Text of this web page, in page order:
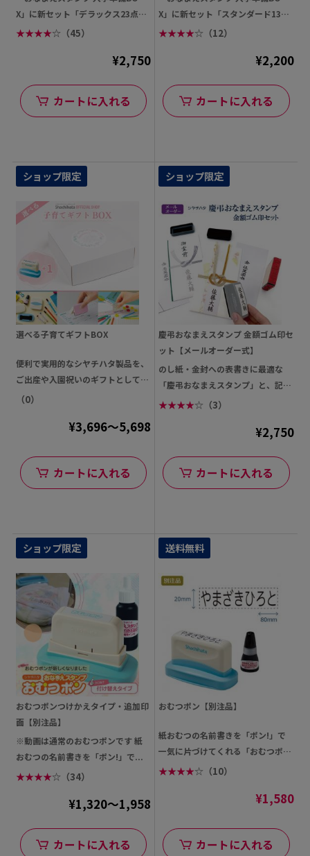
X」に新セット「デラックス23点セ
ット」が登場! ひら...
★★★★☆ （45）
¥2,750
カートに入れる
X」に新セット「スタンダード13点
セット」が登場! 大...
★★★★☆ （12）
¥2,200
カートに入れる
ショップ限定
選べる子育てギフトBOX
便利で実用的なシヤチハタ製品を、
ご出産や入園祝いのギフトとして贈
りませんか? 子育て世...
（0）
¥3,696～5,698
カートに入れる
ショップ限定
慶弔おなまえスタンプ 金額ゴム印セ
ット【メールオーダー式】
のし紙・金封への表書きに最適な
「慶弔おなまえスタンプ」と、記入
頻度の高い金額を一押しで記...
★★★★☆ （3）
¥2,750
カートに入れる
ショップ限定
おむつポンつけかえタイプ・追加印
面【別注品】
※動画は通常のおむつポンです 紙
おむつの名前書きを「ポン!」で...
★★★★☆ （34）
¥1,320～1,958
カートに入れる
送料無料
おむつポン【別注品】
紙おむつの名前書きを「ポン!」で
一気に片づけてくれる「おむつポ
ン」で...
★★★★☆ （10）
¥1,580
カートに入れる